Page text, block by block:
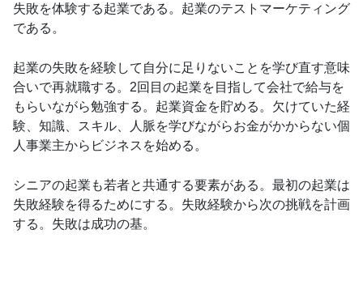
失敗を体験する起業である。起業のテストマーケティング
である。
起業の失敗を経験して自分に足りないことを学び直す意味
合いで再就職する。2回目の起業を目指して会社で給与を
もらいながら勉強する。起業資金を貯める。欠けていた経
験、知識、スキル、人脈を学びながらお金がかからない個
人事業主からビジネスを始める。
シニアの起業も若者と共通する要素がある。最初の起業は
失敗経験を得るためにする。失敗経験から次の挑戦を計画
する。失敗は成功の基。